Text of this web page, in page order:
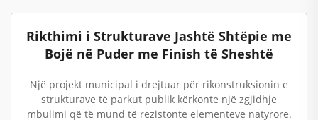
Rikthimi i Strukturave Jashtë Shtëpie me
Bojë në Puder me Finish të Sheshtë
Një projekt municipal i drejtuar për rikonstruksionin e
strukturave të parkut publik kërkonte një zgjidhje
mbulimi që të mund të rezistonte elementeve natyrore.